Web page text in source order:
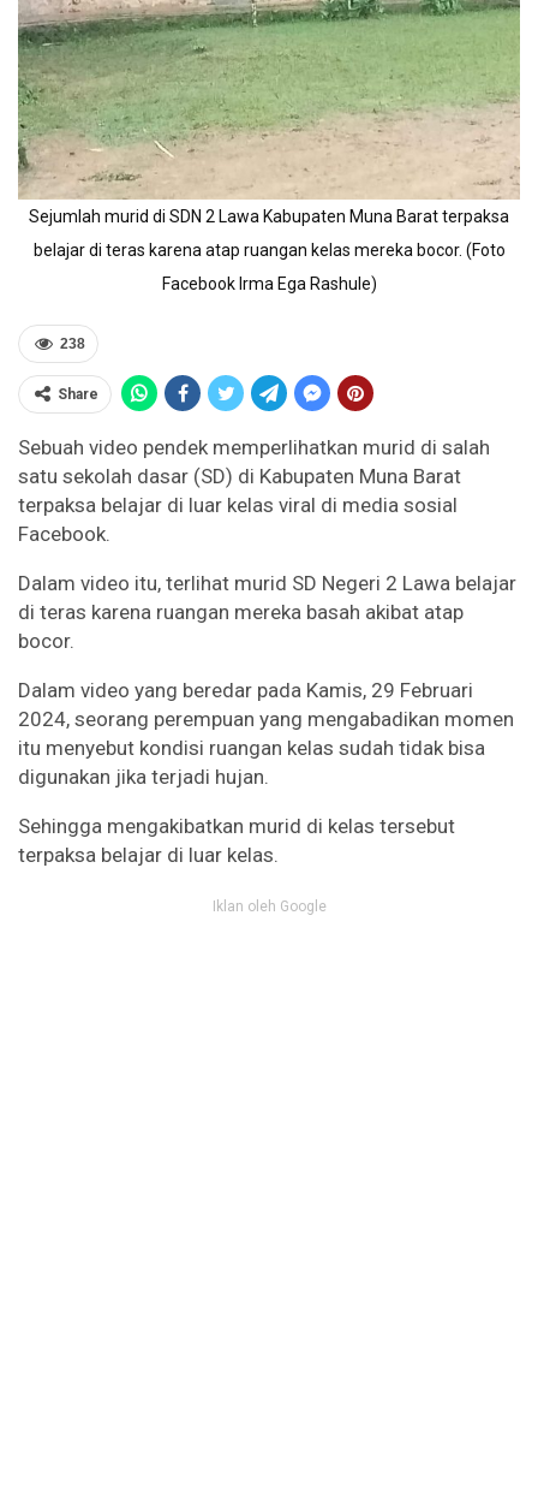
Sejumlah murid di SDN 2 Lawa Kabupaten Muna Barat terpaksa
belajar di teras karena atap ruangan kelas mereka bocor. (Foto
Facebook Irma Ega Rashule)
238
Share
Sebuah video pendek memperlihatkan murid di salah
satu sekolah dasar (SD) di Kabupaten Muna Barat
terpaksa belajar di luar kelas viral di media sosial
Facebook.
Dalam video itu, terlihat murid SD Negeri 2 Lawa belajar
di teras karena ruangan mereka basah akibat atap
bocor.
Dalam video yang beredar pada Kamis, 29 Februari
2024, seorang perempuan yang mengabadikan momen
itu menyebut kondisi ruangan kelas sudah tidak bisa
digunakan jika terjadi hujan.
Sehingga mengakibatkan murid di kelas tersebut
terpaksa belajar di luar kelas.
Iklan oleh Google